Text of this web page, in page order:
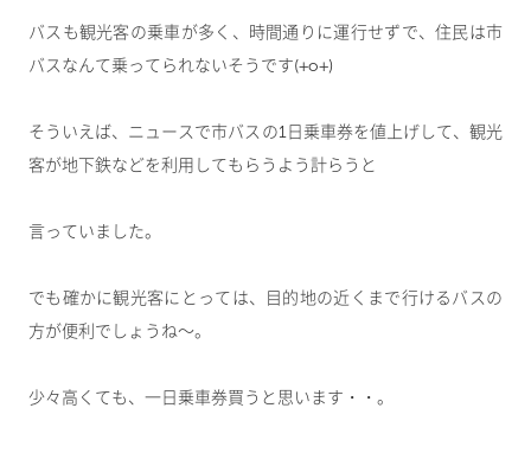
バスも観光客の乗車が多く、時間通りに運行せずで、住民は市
バスなんて乗ってられないそうです(+o+)
そういえば、ニュースで市バスの1日乗車券を値上げして、観光
客が地下鉄などを利用してもらうよう計らうと
言っていました。
でも確かに観光客にとっては、目的地の近くまで行けるバスの
方が便利でしょうね～。
少々高くても、一日乗車券買うと思います・・。